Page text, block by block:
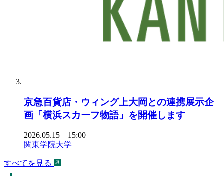
京急百貨店・ウィング上大岡との連携展示企
画「横浜スカーフ物語」を開催します
2026.05.15 15:00
関東学院大学
すべてを見る